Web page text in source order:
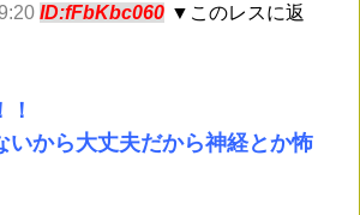
ID:fFbKbc060 ▼このレスに返
いから大丈夫だから神経とか怖